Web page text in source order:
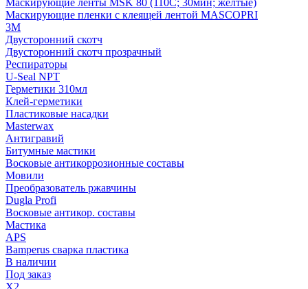
Маскирующие ленты MSK 80 (110С; 30мин; желтые)
Маскирующие пленки с клеящей лентой MASCOPRI
3M
Двусторонний скотч
Двусторонний скотч прозрачный
Респираторы
U-Seal NPT
Герметики 310мл
Клей-герметики
Пластиковые насадки
Masterwax
Антигравий
Битумные мастики
Восковые антикоррозионные составы
Мовили
Преобразователь ржавчины
Dugla Profi
Восковые антикор. составы
Мастика
APS
Bamperus сварка пластика
В наличии
Под заказ
X2